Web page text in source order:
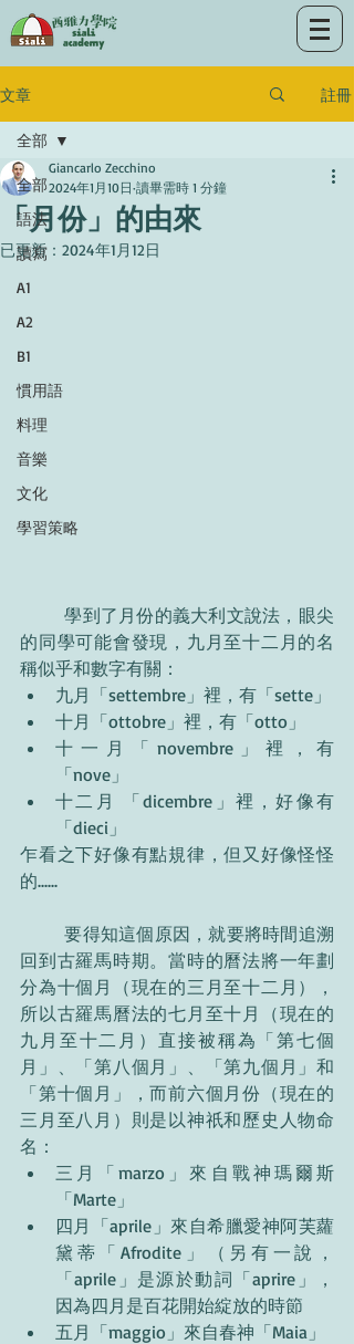
文章 註冊
全部
語法
讀寫
A1
A2
B1
慣用語
料理
音樂
文化
學習策略
全部
「月份」的由來
Giancarlo Zecchino
2024年1月10日 讀畢需時 1 分鐘
已更新： 2024年1月12日
	學到了月份的義大利文說法，眼尖
的同學可能會發現，九月至十二月的名
稱似乎和數字有關：
九月「settembre」裡，有「sette」
十月「ottobre」裡，有「otto」
十一月「novembre」裡，有
「nove」
十二月 「dicembre」裡，好像有
「dieci」
乍看之下好像有點規律，但又好像怪怪
的......
	要得知這個原因，就要將時間追溯
回到古羅馬時期。當時的曆法將一年劃
分為十個月（現在的三月至十二月），
所以古羅馬曆法的七月至十月（現在的
九月至十二月）直接被稱為「第七個
月」、「第八個月」、「第九個月」和
「第十個月」，而前六個月份（現在的
三月至八月）則是以神祇和歷史人物命
名：
三月「marzo」來自戰神瑪爾斯
「Marte」
四月「aprile」來自希臘愛神阿芙蘿
黛蒂「Afrodite」（另有一說，
「aprile」是源於動詞「aprire」，
因為四月是百花開始綻放的時節
五月「maggio」來自春神「Maia」